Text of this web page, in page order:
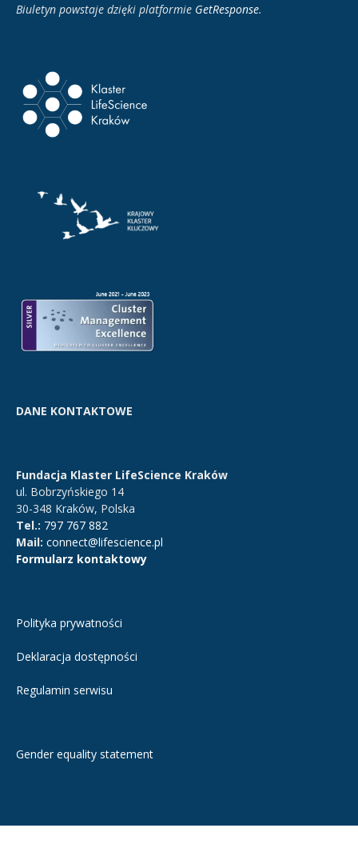
Biuletyn powstaje dzięki platformie GetResponse.
DANE KONTAKTOWE
Fundacja Klaster LifeScience Kraków
ul. Bobrzyńskiego 14
30-348 Kraków, Polska
Tel.: 797 767 882
Mail: connect@lifescience.pl
Formularz kontaktowy
Polityka prywatności
Deklaracja dostępności
Regulamin serwisu
Gender equality statement